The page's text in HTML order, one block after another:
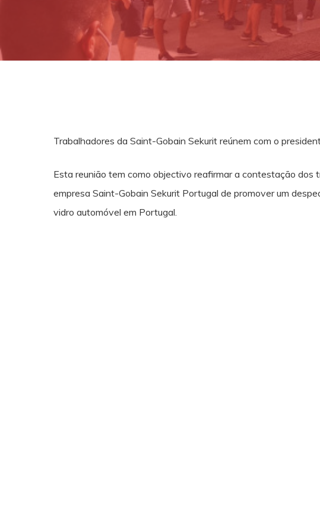
Trabalhadores da Saint-Gobain Sekurit reúnem com o
Esta reunião tem como objectivo reafirmar a contestação
empresa Saint-Gobain Sekurit Portugal de promover um
vidro automóvel em Portugal.